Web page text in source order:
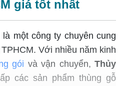
giá tốt nhất
là một công ty chuyên cung
Với nhiều năm kinh
gói và vận chuyển, Thủy
các sản phẩm thùng gỗ